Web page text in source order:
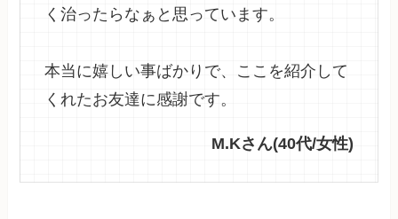
く治ったらなぁと思っています。
本当に嬉しい事ばかりで、ここを紹介して
くれたお友達に感謝です。
M.Kさん(40代/女性)